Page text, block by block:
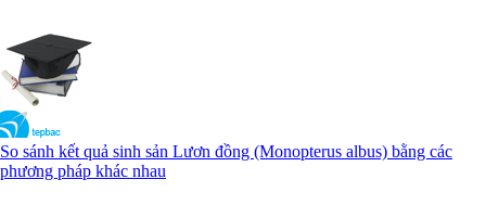
So sánh kết quả sinh sản Lươn đồng (Monopterus albus) bằng các
phương pháp khác nhau